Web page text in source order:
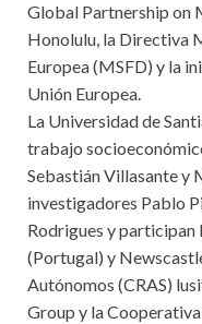
Global Partnership on
Honolulu, la Directiva
Europea (MSFD) y la
Unión Europea.
La Universidad de
trabajo
Sebastián Villasante y
investigadores Pablo
Rodrigues y participan
(Portugal) y
Autónomos (CRAS)
Group y la